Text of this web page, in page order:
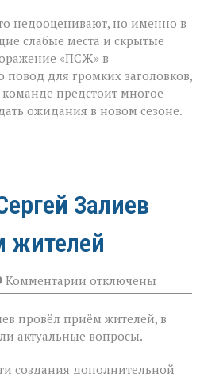
недооценивают, но именно в
слабые места и скрытые
«ПСЖ» в
повод для громких заголовков,
предстоит многое
ожидания в новом сезоне.
Залиев
жителей
Комментарии к
записи
Гуково
Сергей
Залиев
отключены
провёл приём жителей, в
актуальные вопросы.
создания дополнительной